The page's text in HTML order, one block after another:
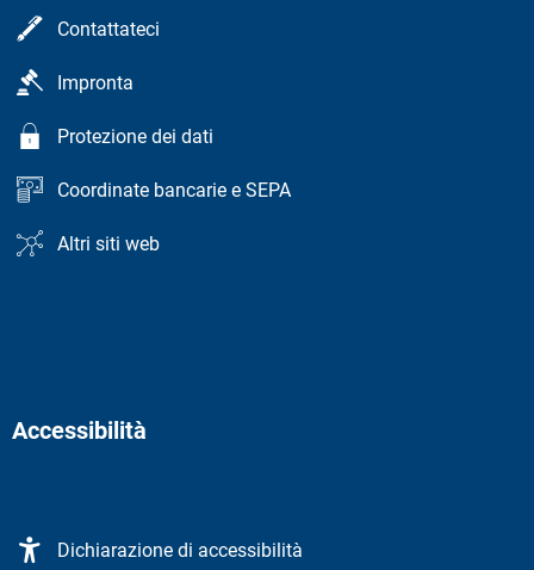
Contattateci
Impronta
Protezione dei dati
Coordinate bancarie e SEPA
Altri siti web
Accessibilità
Dichiarazione di accessibilità